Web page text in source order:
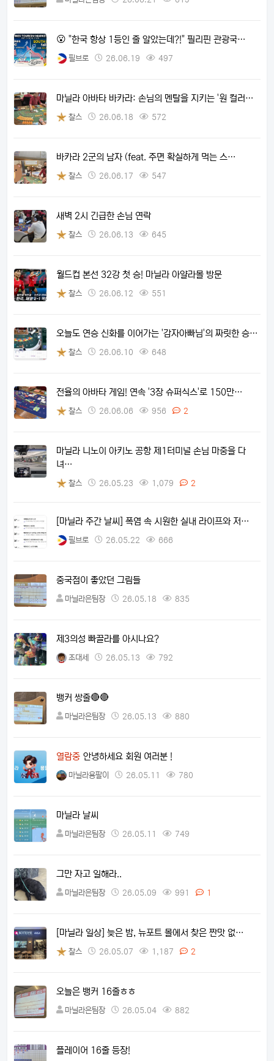
😮 "한국 항상 1등인 줄 알았는데?!" 필리핀 관광국…
필브로 26.06.19 497
마닐라 아바타 바카라: 손님의 멘탈을 지키는 '원 컬러…
찰스 26.06.18 572
바카라 2군의 남자 (feat. 주면 확실하게 먹는 스…
찰스 26.06.17 547
새벽 2시 긴급한 손님 연락
찰스 26.06.13 645
월드컵 본선 32강 첫 승! 마닐라 아얄라몰 방문
찰스 26.06.12 551
오늘도 연승 신화를 이어가는 '감자아빠님'의 짜릿한 승…
찰스 26.06.10 648
전율의 아바타 게임! 연속 '3장 슈퍼식스'로 150만…
찰스 26.06.06 956 2
마닐라 니노이 아키노 공항 제1터미널 손님 마중을 다
녀…
찰스 26.05.23 1,079 2
[마닐라 주간 날씨] 폭염 속 시원한 실내 라이프와 저…
필브로 26.05.22 666
중국점이 좋았던 그림들
마닐라은팀장 26.05.18 835
제3의성 빠끌라를 아시나요?
조대세 26.05.13 792
뱅커 쌍줄🔴🔴
마닐라은팀장 26.05.13 880
열람중 안녕하세요 회원 여러분 !
마닐라용팔이 26.05.11 780
마닐라 날씨
마닐라은팀장 26.05.11 749
그만 자고 일해라..
마닐라은팀장 26.05.09 991 1
[마닐라 일상] 늦은 밤, 뉴포트 몰에서 찾은 짠맛 없…
찰스 26.05.07 1,187 2
오늘은 뱅커 16줄ㅎㅎ
마닐라은팀장 26.05.04 882
플레이어 16줄 등장!